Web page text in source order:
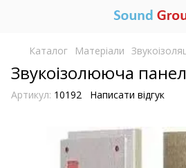
Каталог Матеріали
Звукоізолююча
Артикул: 10192 Написати відгук